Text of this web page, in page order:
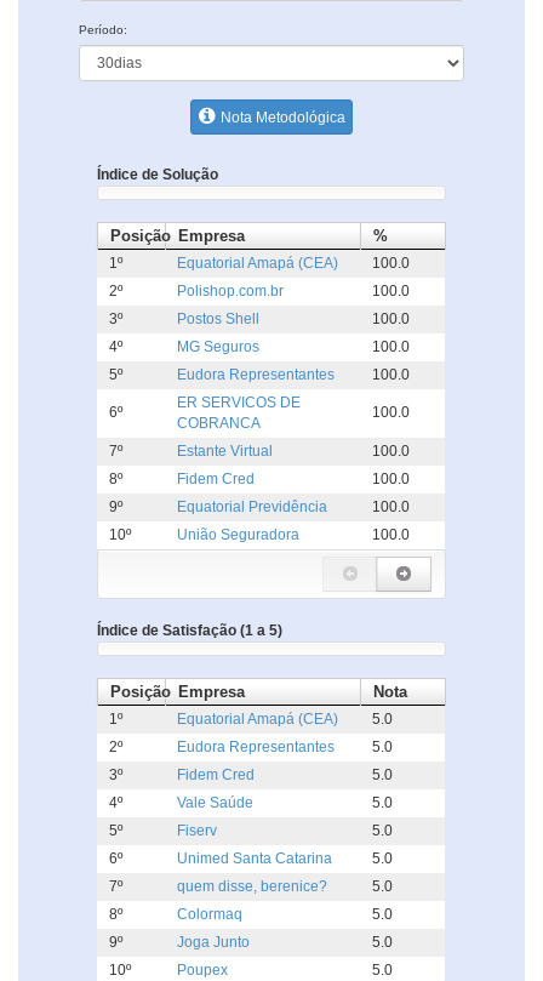
Período:
Nota Metodológica
Índice de Solução
Posição Empresa %
1º Equatorial Amapá (CEA)
100.0
2º
Polishop.com.br
100.0
3º
Postos Shell
100.0
4º
MG Seguros
100.0
5º
Eudora Representantes 100.0
6º
ER SERVICOS DE
COBRANCA
100.0
7º Estante Virtual
100.0
8º
Fidem Cred
100.0
9º
Equatorial Previdência
100.0
10º
União Seguradora 100.0
Índice de Satisfação (1 a 5)
Posição Empresa Nota
1º Equatorial Amapá (CEA)
5.0
2º
Eudora Representantes
5.0
3º
Fidem Cred
5.0
4º
Vale Saúde
5.0
5º
Fiserv
5.0
6º
Unimed Santa Catarina
5.0
7º
quem disse, berenice?
5.0
8º
Colormaq
5.0
9º
Joga Junto
5.0
10º
Poupex 5.0